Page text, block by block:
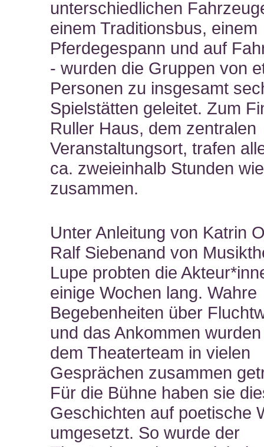
unterschiedlichen
einem Traditionsbus, einem
Pferdegespann und auf
- wurden die Gruppen von
Personen zu insgesamt
Spielstätten geleitet. Zum
Ruller Haus, dem zentralen
Veranstaltungsort, trafen
ca. zweieinhalb Stunden
zusammen.
Unter Anleitung von Katrin
Ralf Siebenand von
Lupe probten die
einige Wochen lang. Wahre
Begebenheiten über
und das Ankommen
dem Theaterteam in vielen
Gesprächen zusammen
Für die Bühne haben sie
Geschichten auf poetische
umgesetzt. So wurde der